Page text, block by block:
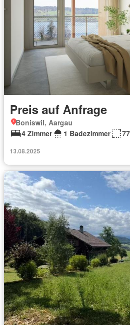
Preis auf Anfrage
Boniswil, Aargau
4 Zimmer
1 Badezimmer
13.08.2025